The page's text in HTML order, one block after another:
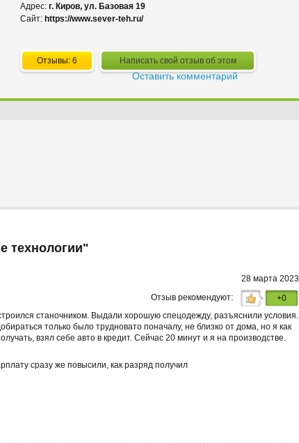
Адрес: г. Киров, ул. Базовая 19
Сайт: https://www.sever-teh.ru/
Отзывы: 6 Написать свой отзыв об этом
Оставить комментарий
технологии"
28 марта 2023
Отзыв рекомендуют:
+0
станочником. Выдали хорошую спецодежду, разъяснили условия.
только было трудновато поначалу, не близко от дома, но я как
взял себе авто в кредит. Сейчас 20 минут и я на производстве.
сразу же повысили, как разряд получил